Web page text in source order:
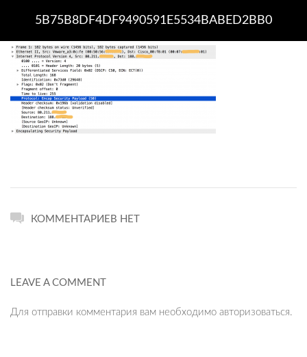
5B75B8DF4DF9490591E5534BABED2BB0
КОММЕНТАРИЕВ НЕТ
LEAVE A COMMENT
Для отправки комментария вам необходимо авторизоваться.